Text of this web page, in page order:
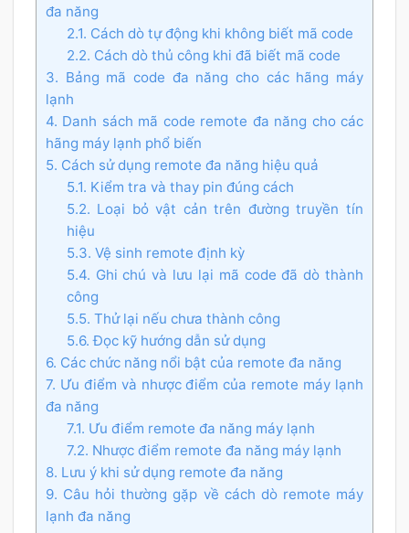
đa năng
2.1. Cách dò tự động khi không biết mã code
2.2. Cách dò thủ công khi đã biết mã code
3. Bảng mã code đa năng cho các hãng máy
lạnh
4. Danh sách mã code remote đa năng cho các
hãng máy lạnh phổ biến
5. Cách sử dụng remote đa năng hiệu quả
5.1. Kiểm tra và thay pin đúng cách
5.2. Loại bỏ vật cản trên đường truyền tín
hiệu
5.3. Vệ sinh remote định kỳ
5.4. Ghi chú và lưu lại mã code đã dò thành
công
5.5. Thử lại nếu chưa thành công
5.6. Đọc kỹ hướng dẫn sử dụng
6. Các chức năng nổi bật của remote đa năng
7. Ưu điểm và nhược điểm của remote máy lạnh
đa năng
7.1. Ưu điểm remote đa năng máy lạnh
7.2. Nhược điểm remote đa năng máy lạnh
8. Lưu ý khi sử dụng remote đa năng
9. Câu hỏi thường gặp về cách dò remote máy
lạnh đa năng